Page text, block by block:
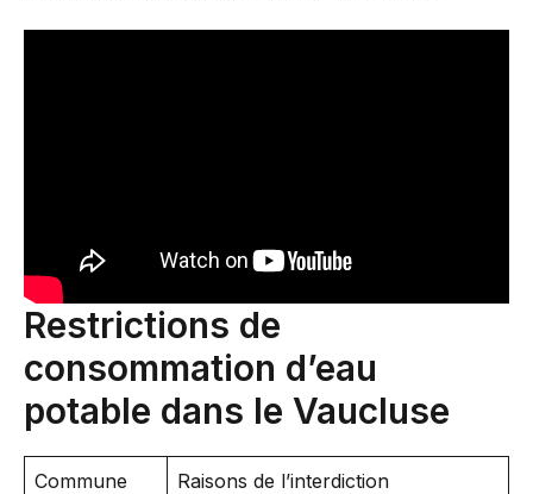
Restrictions de
consommation d’eau
potable dans le Vaucluse
Commune Raisons de l’interdiction